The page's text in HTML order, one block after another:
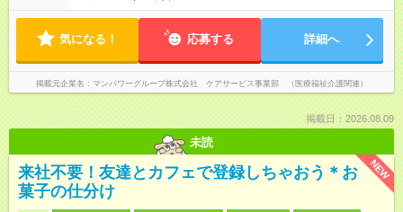
気になる！ 応募する 詳細へ
掲載元企業名 マンパワーグループ株式会社 ケアサービス事業部 （医療福祉介護関連）
掲載日：2026.08.09
未読
NEW
来社不要！友達とカフェで登録しちゃおう＊お
菓子の仕分け